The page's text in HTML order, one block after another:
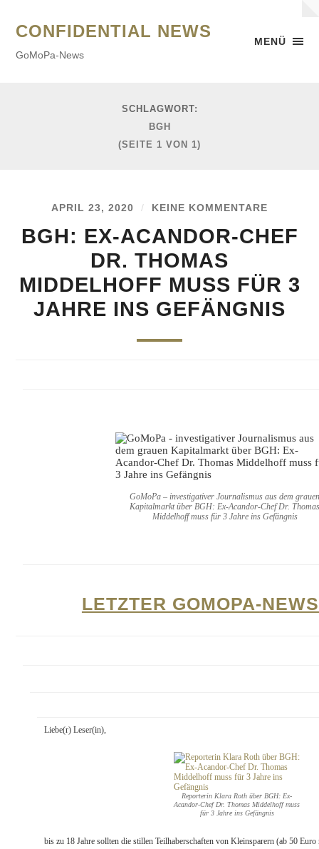
MENÜ
CONFIDENTIAL NEWS
GoMoPa-News
SCHLAGWORT:
BGH
(SEITE 1 VON 1)
APRIL 23, 2020 / KEINE KOMMENTARE
BGH: EX-ACANDOR-CHEF
DR. THOMAS
MIDDELHOFF MUSS FÜR 3
JAHRE INS GEFÄNGNIS
GoMoPa – investigativer Journalismus aus dem
Kapitalmarkt über BGH: Ex-Acandor-Chef Dr.
Middelhoff muss für 3 Jahre ins Gefängnis
LETZTER GOMOPA-
Liebe(r) Leser(in),
Reporterin Klara Roth über BGH: Ex-
Acandor-Chef Dr. Thomas Middelhoff muss
für 3 Jahre ins Gefängnis
bis zu 18 Jahre sollten die stillen Teilhaberschaften von Kleinsparern (ab 50